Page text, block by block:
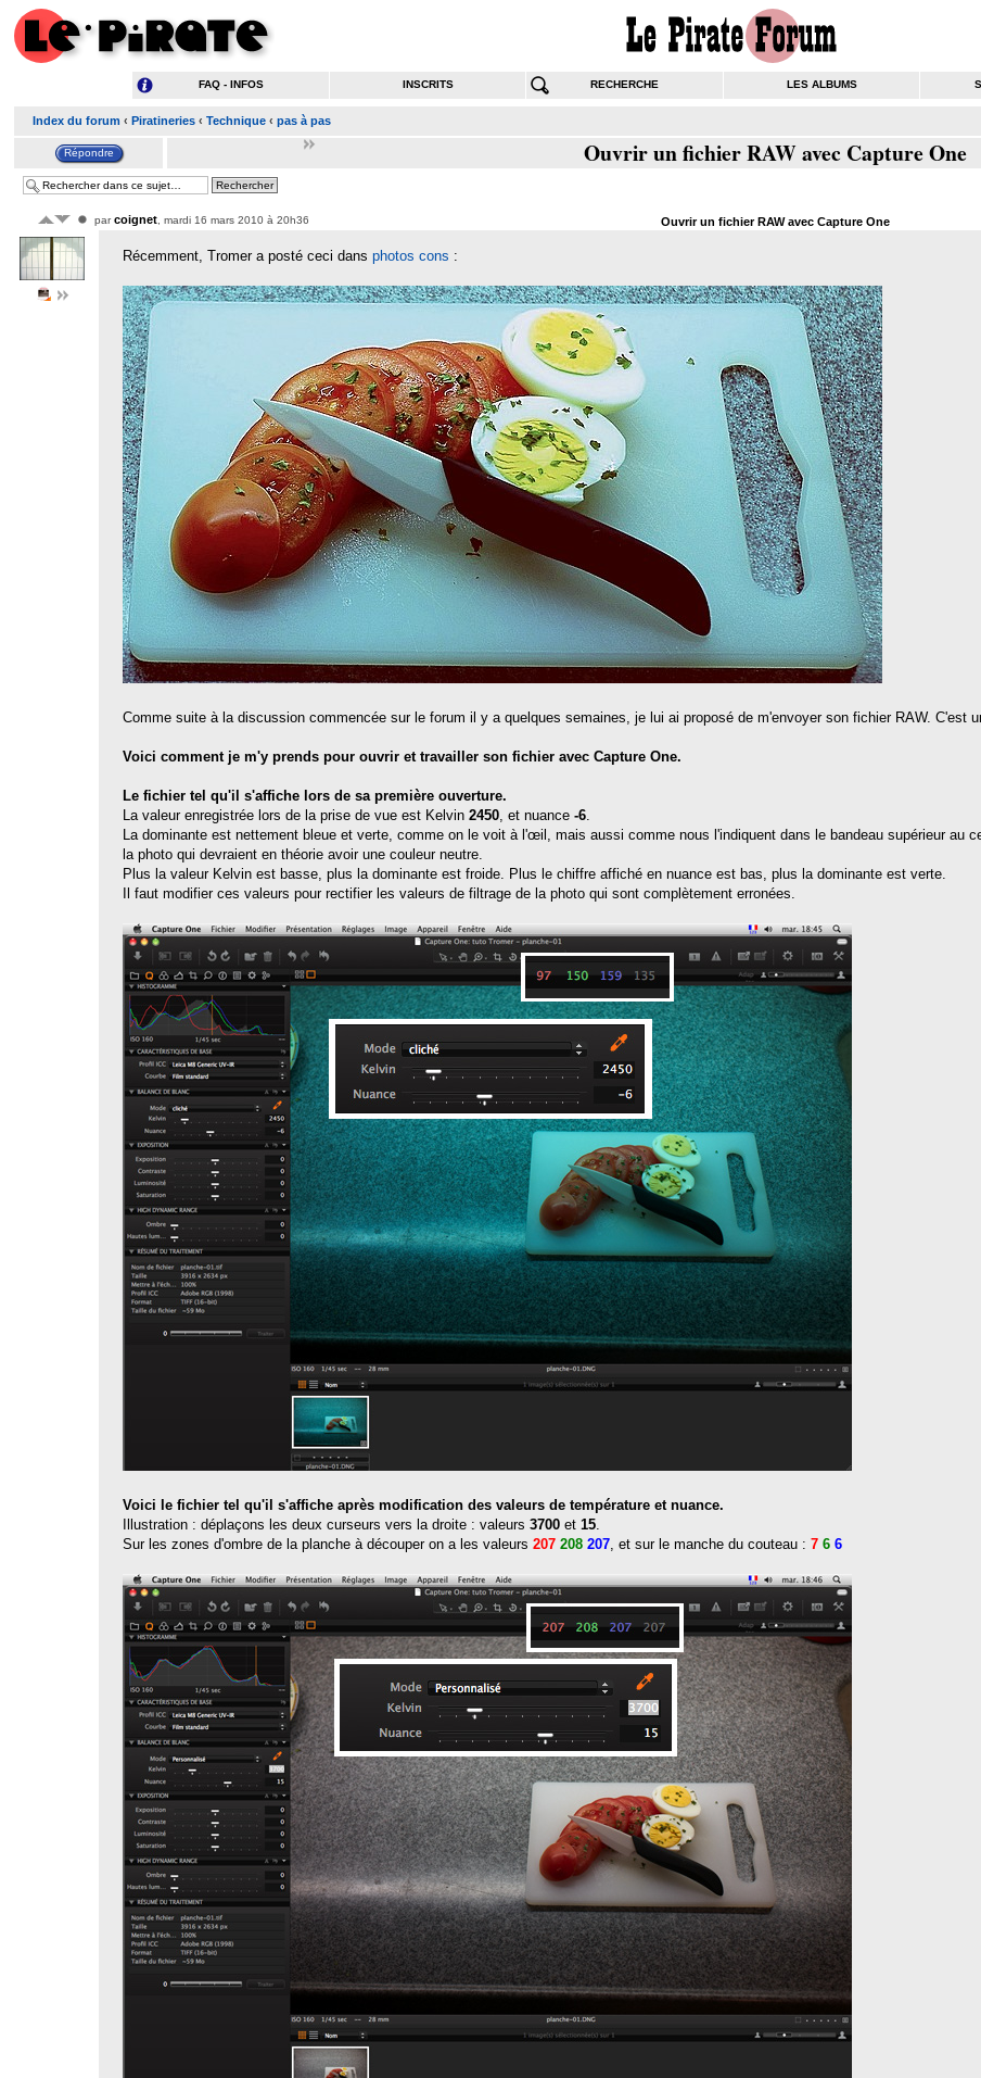
FAQ - INFOS INSCRITS RECHERCHE LES ALBUMS
Index du forum ‹ Piratineries ‹ Technique ‹ pas à pas
Ouvrir un fichier RAW avec Capture One
Ouvrir un fichier RAW avec Capture One
parcoignet , mardi 16 mars 2010 à 20h36
Récemment, Tromer a posté ceci dans photos cons :
Comme suite à la discussion commencée sur le forum il y a quelques semaines, je lui ai proposé de m'envoyer son fichier RAW. C'est
Voici comment je m'y prends pour ouvrir et travailler son fichier avec Capture One.
Le fichier tel qu'il s'affiche lors de sa première ouverture.
La valeur enregistrée lors de la prise de vue est Kelvin 2450, et nuance -6.
La dominante est nettement bleue et verte, comme on le voit à l'œil, mais aussi comme nous l'indiquent dans le bandeau supérieur au
la photo qui devraient en théorie avoir une couleur neutre.
Plus la valeur Kelvin est basse, plus la dominante est froide. Plus le chiffre affiché en nuance est bas, plus la dominante est verte.
Il faut modifier ces valeurs pour rectifier les valeurs de filtrage de la photo qui sont complètement erronées.
Voici le fichier tel qu'il s'affiche après modification des valeurs de température et nuance.
Illustration : déplaçons les deux curseurs vers la droite : valeurs 3700 et 15.
Sur les zones d'ombre de la planche à découper on a les valeurs 207 208 207, et sur le manche du couteau : 7 6 6